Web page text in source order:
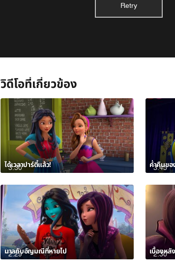
Retry
วิดีโอที่เกี่ยวข้อง
3:30
ได้เวลาปาร์ตี้แล้ว! 3:45
ค่ำคืนขอ
2:29
มาลกับอัญมณีที่หายไป 2:30
เบื้องหลั